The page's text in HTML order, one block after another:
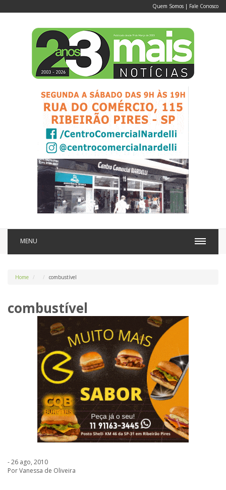
Quem Somos | Fale Conosco
MENU
Home combustível
combustível
- 26 ago, 2010
Por Vanessa de Oliveira